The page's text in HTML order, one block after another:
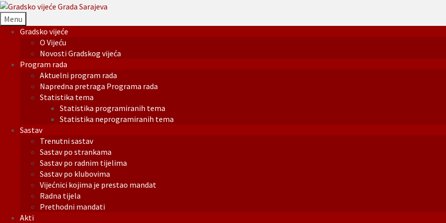
Menu
Gradsko vijeće
O Vijeću
Novosti Gradskog vijeća
Program rada
Aktuelni program rada
Napredna pretraga Programa rada
Statistika tema
Statistika programiranih tema
Statistika neprogramiranih tema
Sastav
Trenutni sastav
Sastav po strankama
Sastav po radnim tijelima
Sastav po klubovima
Vijećnici kojima je prestao mandat
Radna tijela
Prethodni mandati
Akti